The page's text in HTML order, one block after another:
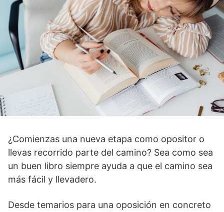
¿Comienzas una nueva etapa como opositor o
llevas recorrido parte del camino? Sea como sea
un buen libro siempre ayuda a que el camino sea
más fácil y llevadero.
Desde temarios para una oposición en concreto